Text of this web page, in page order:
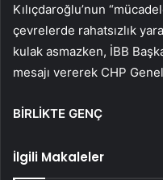
Kılıçdaroğlu’nun
çevrelerde rahatsızlık
kulak asmazken, İBB
mesajı vererek CHP Genel
BİRLİKTE GENÇ
İlgili Makaleler